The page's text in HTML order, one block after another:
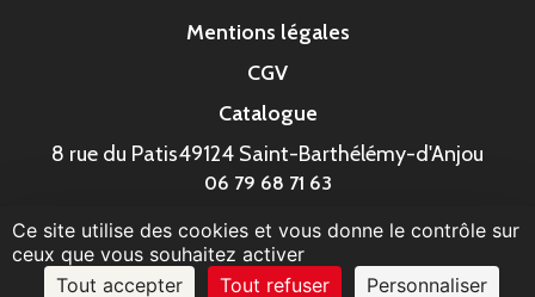
Mentions légales
CGV
Catalogue
8 rue du Patis49124 Saint-Barthélémy-d'Anjou
06 79 68 71 63
© MonaGraphic 2023
Ce site utilise des cookies et vous donne le contrôle sur
ceux que vous souhaitez activer
Tout accepter
Tout refuser Personnaliser